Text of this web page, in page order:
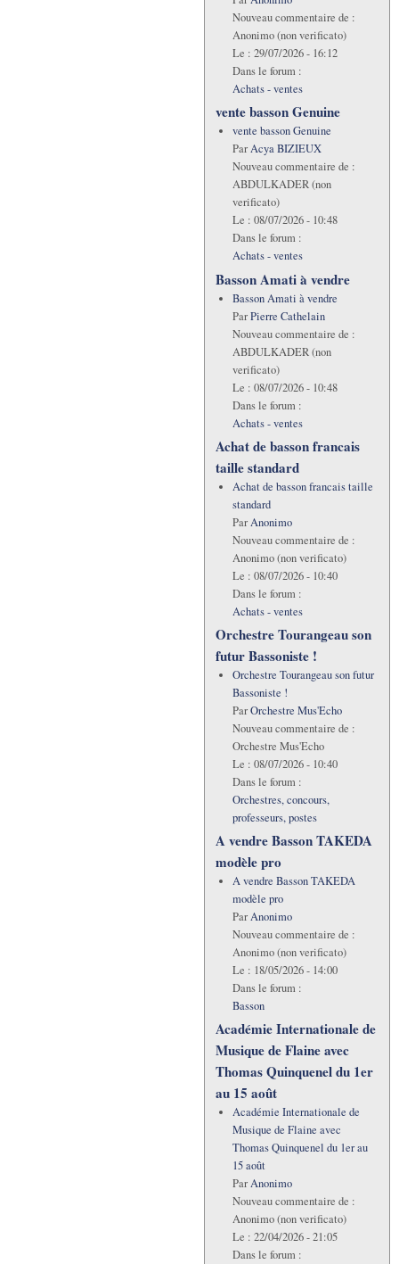
Nouveau commentaire de :
Anonimo (non verificato)
Le : 29/07/2026 - 16:12
Dans le forum :
Achats - ventes
vente basson Genuine
vente basson Genuine
ParAcya BIZIEUX
Nouveau commentaire de :
ABDULKADER (non
verificato)
Le : 08/07/2026 - 10:48
Dans le forum :
Achats - ventes
Basson Amati à vendre
Basson Amati à vendre
ParPierre Cathelain
Nouveau commentaire de :
ABDULKADER (non
verificato)
Le : 08/07/2026 - 10:48
Dans le forum :
Achats - ventes
Achat de basson francais
taille standard
Achat de basson francais taille
standard
ParAnonimo
Nouveau commentaire de :
Anonimo (non verificato)
Le : 08/07/2026 - 10:40
Dans le forum :
Achats - ventes
Orchestre Tourangeau son
futur Bassoniste !
Orchestre Tourangeau son futur
Bassoniste !
ParOrchestre Mus'Echo
Nouveau commentaire de :
Orchestre Mus'Echo
Le : 08/07/2026 - 10:40
Dans le forum :
Orchestres, concours,
professeurs, postes
A vendre Basson TAKEDA
modèle pro
A vendre Basson TAKEDA
modèle pro
ParAnonimo
Nouveau commentaire de :
Anonimo (non verificato)
Le : 18/05/2026 - 14:00
Dans le forum :
Basson
Académie Internationale de
Musique de Flaine avec
Thomas Quinquenel du 1er
au 15 août
Académie Internationale de
Musique de Flaine avec
Thomas Quinquenel du 1er au
15 août
ParAnonimo
Nouveau commentaire de :
Anonimo (non verificato)
Le : 22/04/2026 - 21:05
Dans le forum :